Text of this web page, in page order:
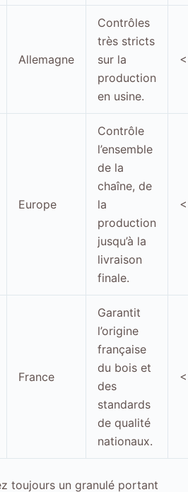
Allemagne
Contrôles
très stricts
sur la
production
en usine.
Europe
Contrôle
l’ensemble
de la
chaîne, de
la
production
jusqu’à la
livraison
finale.
France
Garantit
l’origine
française
du bois et
des
standards
de qualité
nationaux.
toujours un granulé portant